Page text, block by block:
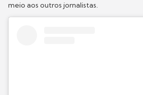
meio aos outros jornalistas.